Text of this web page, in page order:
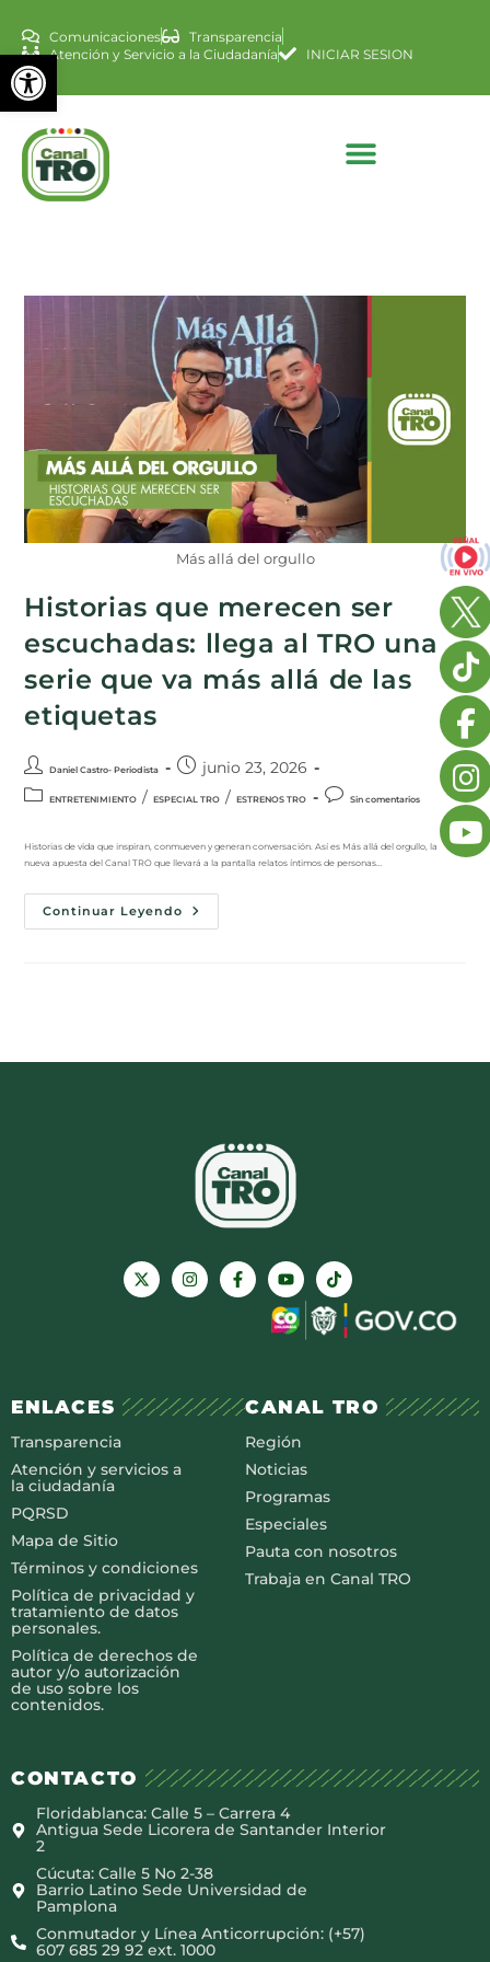
Abrir barra de
Comunicaciones
Transparencia
Atención y Servicio a la Ciudadanía
INICIAR SESION
Más allá del orgullo
Historias que merecen ser
escuchadas: llega al TRO una
serie que va más allá de las
etiquetas
Daniel Castro- Periodista junio 23, 2026
ENTRETENIMIENTO / ESPECIAL TRO / ESTRENOS TRO Sin comentarios
Historias de vida que inspiran, conmueven y generan conversación. Así es Más allá del orgullo, la
nueva apuesta del Canal TRO que llevará a la pantalla relatos íntimos de personas…
Continuar Leyendo
ENLACES
Transparencia
Atención y servicios a
la ciudadanía
PQRSD
Mapa de Sitio
Términos y condiciones
Política de privacidad y
tratamiento de datos
personales.
Política de derechos de
autor y/o autorización
de uso sobre los
contenidos.
CANAL TRO
Región
Noticias
Programas
Especiales
Pauta con nosotros
Trabaja en Canal TRO
CONTACTO
Floridablanca: Calle 5 – Carrera 4
Antigua Sede Licorera de Santander Interior
2
Cúcuta: Calle 5 No 2-38
Barrio Latino Sede Universidad de
Pamplona
Conmutador y Línea Anticorrupción: (+57)
607 685 29 92 ext. 1000